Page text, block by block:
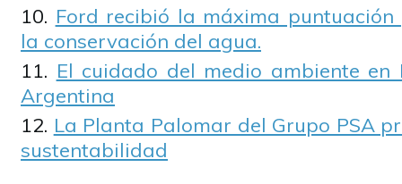
Ford recibió la máxima puntuación
la conservación del agua.
El cuidado del medio ambiente en
Argentina
La Planta Palomar del Grupo PSA
sustentabilidad